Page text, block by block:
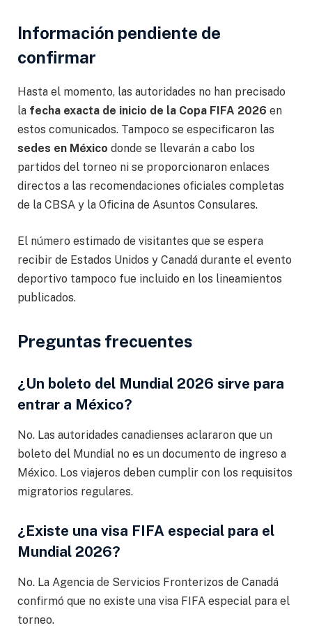
Información pendiente de
confirmar
Hasta el momento, las autoridades no han precisado
la fecha exacta de inicio de la Copa FIFA 2026 en
estos comunicados. Tampoco se especificaron las
sedes en México donde se llevarán a cabo los
partidos del torneo ni se proporcionaron enlaces
directos a las recomendaciones oficiales completas
de la CBSA y la Oficina de Asuntos Consulares.
El número estimado de visitantes que se espera
recibir de Estados Unidos y Canadá durante el evento
deportivo tampoco fue incluido en los lineamientos
publicados.
Preguntas frecuentes
¿Un boleto del Mundial 2026 sirve para
entrar a México?
No. Las autoridades canadienses aclararon que un
boleto del Mundial no es un documento de ingreso a
México. Los viajeros deben cumplir con los requisitos
migratorios regulares.
¿Existe una visa FIFA especial para el
Mundial 2026?
No. La Agencia de Servicios Fronterizos de Canadá
confirmó que no existe una visa FIFA especial para el
torneo.